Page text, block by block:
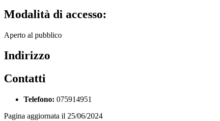
Modalità di accesso:
Aperto al pubblico
Indirizzo
Contatti
Telefono: 075914951
Pagina aggiornata il 25/06/2024